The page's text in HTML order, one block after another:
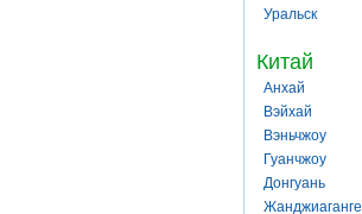
Уральск
Китай
Анхай
Вэйхай
Вэньчжоу
Гуанчжоу
Донгуань
Жанджиаганге